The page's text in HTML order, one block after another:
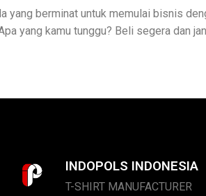
berminat untuk memulai bisnis
yang kamu tunggu? Beli segera dan
INDOPOLS INDONESIA
T-SHIRT MANUFACTURER